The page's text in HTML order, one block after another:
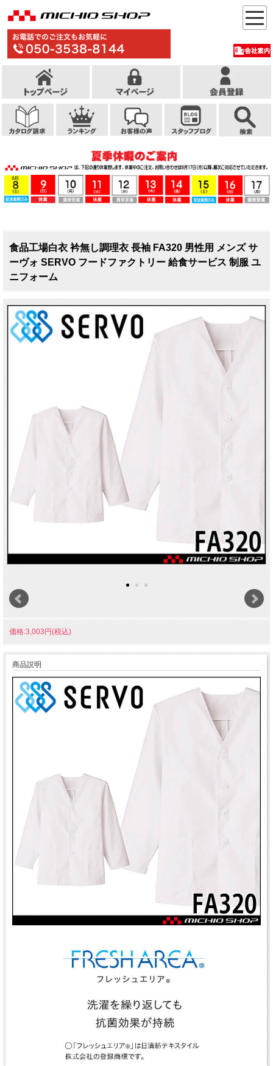
食品工場白衣 衿無し調理衣 長袖 FA320 男性用 メンズ サ
ーヴォ SERVO フードファクトリー 給食サービス 制服 ユ
ニフォーム
価格:3,003円(税込)
商品説明